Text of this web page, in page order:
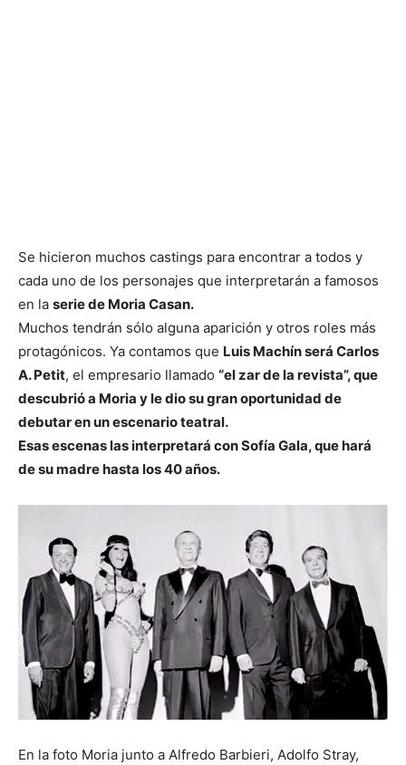
Se hicieron muchos castings para encontrar a todos y
cada uno de los personajes que interpretarán a famosos
en la serie de Moria Casan.
Muchos tendrán sólo alguna aparición y otros roles más
protagónicos. Ya contamos que Luis Machín será Carlos
A. Petit, el empresario llamado “el zar de la revista”, que
descubrió a Moria y le dio su gran oportunidad de
debutar en un escenario teatral.
Esas escenas las interpretará con Sofía Gala, que hará
de su madre hasta los 40 años.
En la foto Moria junto a Alfredo Barbieri, Adolfo Stray,